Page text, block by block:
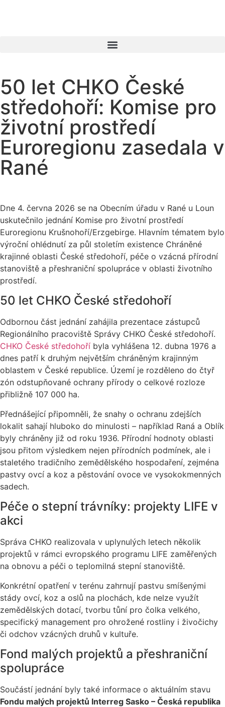
50 let CHKO České
středohoří: Komise pro
životní prostředí
Euroregionu zasedala v
Rané
Dne 4. června 2026 se na Obecním úřadu v Rané u Loun
uskutečnilo jednání Komise pro životní prostředí
Euroregionu Krušnohoří/Erzgebirge. Hlavním tématem bylo
výroční ohlédnutí za půl stoletím existence Chráněné
krajinné oblasti České středohoří, péče o vzácná přírodní
stanoviště a přeshraniční spolupráce v oblasti životního
prostředí.
50 let CHKO České středohoří
Odbornou část jednání zahájila prezentace zástupců
Regionálního pracoviště Správy CHKO České středohoří.
CHKO České středohoří byla vyhlášena 12. dubna 1976 a
dnes patří k druhým největším chráněným krajinným
oblastem v České republice. Území je rozděleno do čtyř
zón odstupňované ochrany přírody o celkové rozloze
přibližně 107 000 ha.
Přednášející připomněli, že snahy o ochranu zdejších
lokalit sahají hluboko do minulosti – například Raná a Oblík
byly chráněny již od roku 1936. Přírodní hodnoty oblasti
jsou přitom výsledkem nejen přírodních podmínek, ale i
staletého tradičního zemědělského hospodaření, zejména
pastvy ovcí a koz a pěstování ovoce ve vysokokmenných
sadech.
Péče o stepní trávníky: projekty LIFE v
akci
Správa CHKO realizovala v uplynulých letech několik
projektů v rámci evropského programu LIFE zaměřených
na obnovu a péči o teplomilná stepní stanoviště.
Konkrétní opatření v terénu zahrnují pastvu smíšenými
stády ovcí, koz a oslů na plochách, kde nelze využít
zemědělských dotací, tvorbu tůní pro čolka velkého,
specifický management pro ohrožené rostliny i živočichy
či odchov vzácných druhů v kultuře.
Fond malých projektů a přeshraniční
spolupráce
Součástí jednání byly také informace o aktuálním stavu
Fondu malých projektů Interreg Sasko – Česká republika